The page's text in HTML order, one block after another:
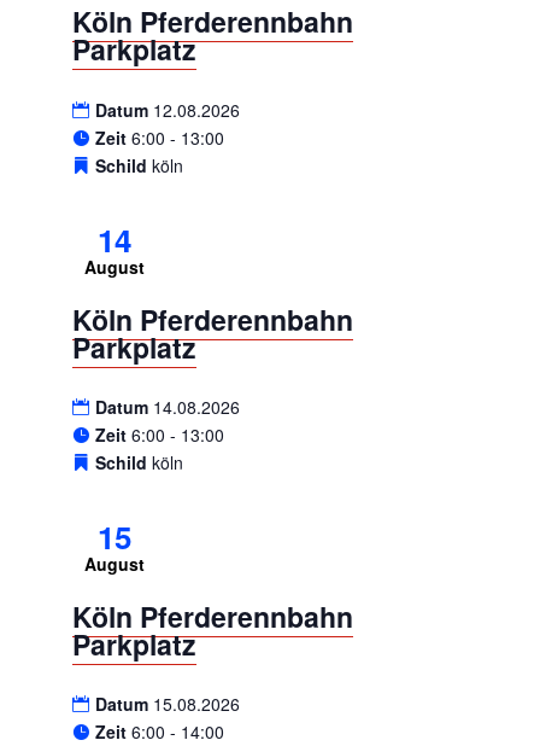
Köln Pferderennbahn
Parkplatz
Datum 12.08.2026
Zeit 6:00 - 13:00
Schild köln
14
August
Köln Pferderennbahn
Parkplatz
Datum 14.08.2026
Zeit 6:00 - 13:00
Schild köln
15
August
Köln Pferderennbahn
Parkplatz
Datum 15.08.2026
Zeit 6:00 - 14:00